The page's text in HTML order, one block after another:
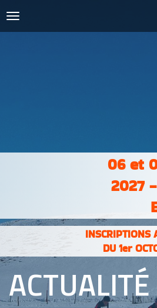
06 et
2027
INSCRIPTIONS
DU 1er
ACTUALITÉ